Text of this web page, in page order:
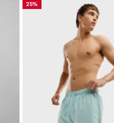
من حسابك، يمكنك إرجاع منتج من طلبك بسهولة وسرعة.
ابتداءً من $9.95
25%